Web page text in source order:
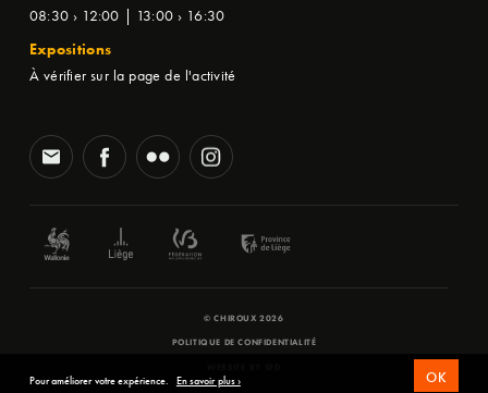
08:30 › 12:00 | 13:00 › 16:30
Expositions
À vérifier sur la page de l'activité
© CHIROUX 2026
POLITIQUE DE CONFIDENTIALITÉ
Pour améliorer votre expérience. En savoir plus › OK